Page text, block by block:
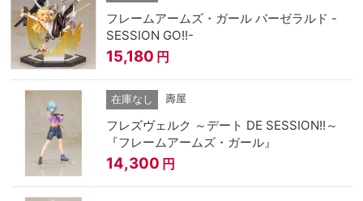
フレームアームズ・ガール バーゼラルド -
SESSION GO!!-
15,180 円
在庫なし 壽屋
フレズヴェルク ～デート DE SESSION!!～
『フレームアームズ・ガール』
14,300 円